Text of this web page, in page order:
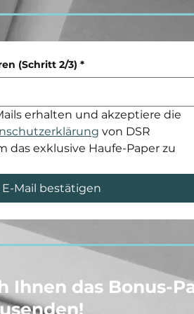
(Schritt 2/3) *
von DSR
das exklusive Haufe-Paper zu
Mail bestätigen
Ihnen das Bonus-